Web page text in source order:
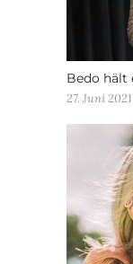
Bedo hält
27. Juni 2021